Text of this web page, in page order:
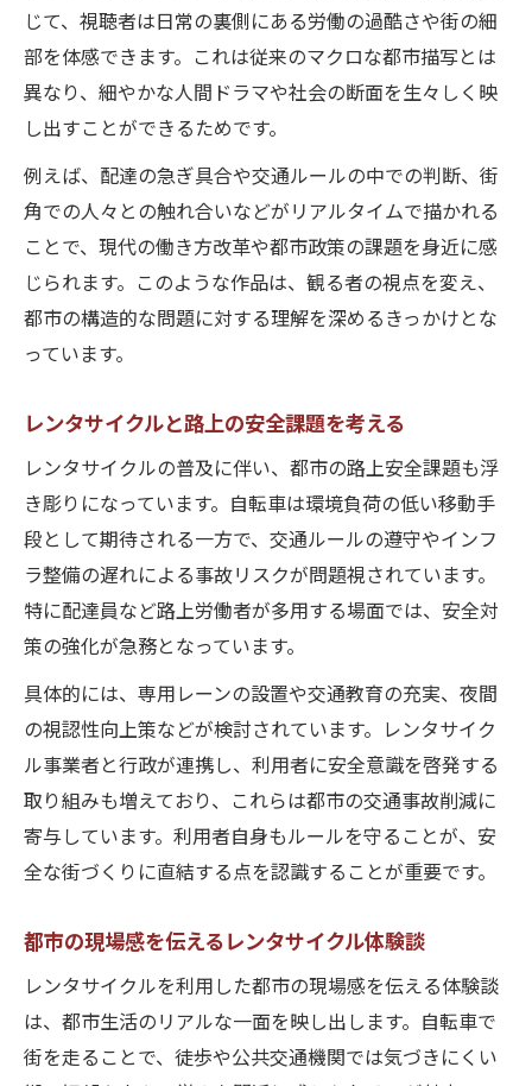
じて、視聴者は日常の裏側にある労働の過酷さや街の細
部を体感できます。これは従来のマクロな都市描写とは
異なり、細やかな人間ドラマや社会の断面を生々しく映
し出すことができるためです。
例えば、配達の急ぎ具合や交通ルールの中での判断、街
角での人々との触れ合いなどがリアルタイムで描かれる
ことで、現代の働き方改革や都市政策の課題を身近に感
じられます。このような作品は、観る者の視点を変え、
都市の構造的な問題に対する理解を深めるきっかけとな
っています。
レンタサイクルと路上の安全課題を考える
レンタサイクルの普及に伴い、都市の路上安全課題も浮
き彫りになっています。自転車は環境負荷の低い移動手
段として期待される一方で、交通ルールの遵守やインフ
ラ整備の遅れによる事故リスクが問題視されています。
特に配達員など路上労働者が多用する場面では、安全対
策の強化が急務となっています。
具体的には、専用レーンの設置や交通教育の充実、夜間
の視認性向上策などが検討されています。レンタサイク
ル事業者と行政が連携し、利用者に安全意識を啓発する
取り組みも増えており、これらは都市の交通事故削減に
寄与しています。利用者自身もルールを守ることが、安
全な街づくりに直結する点を認識することが重要です。
都市の現場感を伝えるレンタサイクル体験談
レンタサイクルを利用した都市の現場感を伝える体験談
は、都市生活のリアルな一面を映し出します。自転車で
街を走ることで、徒歩や公共交通機関では気づきにくい